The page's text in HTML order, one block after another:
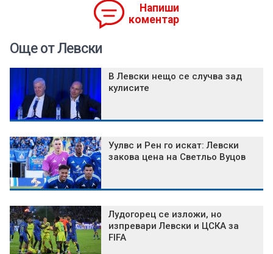
Напиши
коментар
Още от Левски
В Левски нещо се случва зад
кулисите
Уулвс и Рен го искат: Левски
закова цена на Светльо Вуцов
Лудогорец се изложи, но
изпревари Левски и ЦСКА за
FIFA